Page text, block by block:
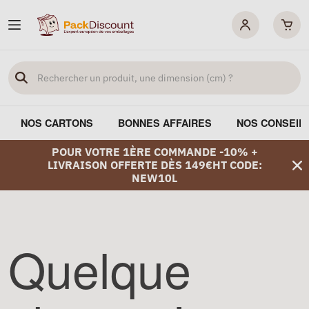
NOS CARTONS BONNES AFFAIRES NOS
POUR VOTRE 1ÈRE COMMANDE -10% +
LIVRAISON OFFERTE DÈS 149€HT CODE:
NEW10L
Quelque